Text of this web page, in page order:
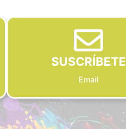
SUSCRÍBETE
Email